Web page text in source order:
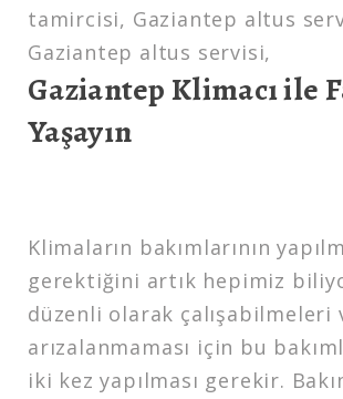
tamircisi, Gaziantep altus
Gaziantep altus servisi,
Gaziantep Klimacı ile
Yaşayın
Klimaların bakımlarının
gerektiğini artık hepimiz
düzenli olarak çalışabilmeleri
arızalanmaması için bu
iki kez yapılması gerekir.